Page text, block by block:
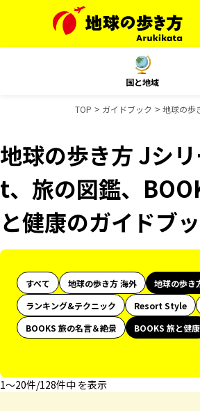
国と地域
TOP ガイドブック 地球の歩
地球の歩き方 Jシ
t、旅の図鑑、
と健康のガイドブ
すべて 地球の歩き方 海外 地球の歩き
ランキング&テクニック
Resort Style
BOOKS 旅の名言＆絶景
BOOKS 旅と健康
1〜20件/128件中 を表示